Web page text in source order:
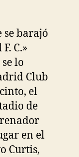
se barajó
C.»
lo
Club
el
de
en el
Curtis,